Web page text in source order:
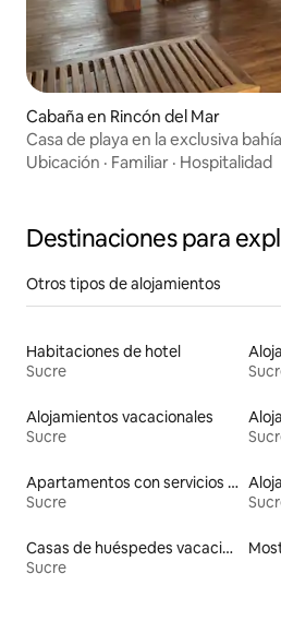
Cabaña en Rincón del Mar
Casa de playa en la exclusiva
Ubicación · Familiar · Hospitalidad
Destinaciones para
Otros tipos de alojamientos
Habitaciones de hotel
Sucre
Alojamientos vacacionales
Sucre
Apartamentos con servicios incluidos vacacionales
Sucre
Casas de huéspedes vacacionales
Sucre